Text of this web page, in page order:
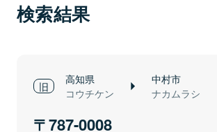
検索結果
高知県
コウチケン
中村市
ナカムラシ
787-0008